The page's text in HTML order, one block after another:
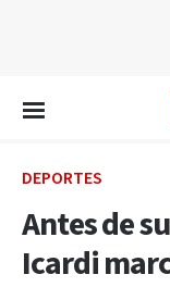
DEPORTES
Antes de
Icardi